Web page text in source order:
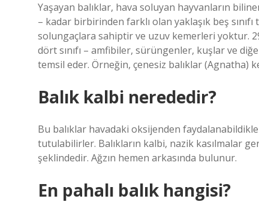
Yaşayan balıklar, hava soluyan hayvanların
– kadar birbirinden farklı olan yaklaşık beş
solungaçlara sahiptir ve uzuv kemerleri yoktur.
dört sınıfı – amfibiler, sürüngenler, kuşlar ve
temsil eder. Örneğin, çenesiz balıklar
Balık kalbi nerededir?
Bu balıklar havadaki oksijenden
tutulabilirler. Balıkların kalbi, nazik kasılmalar
şeklindedir. Ağzın hemen arkasında bulunur.
En pahalı balık hangisi?